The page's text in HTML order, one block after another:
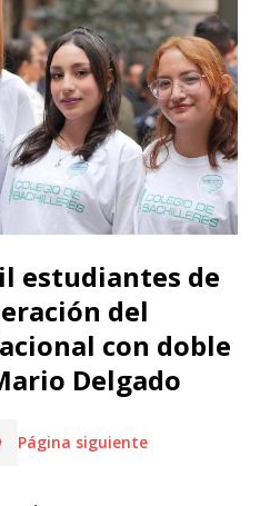
estudiantes de
del
con doble
Delgado
Página siguiente